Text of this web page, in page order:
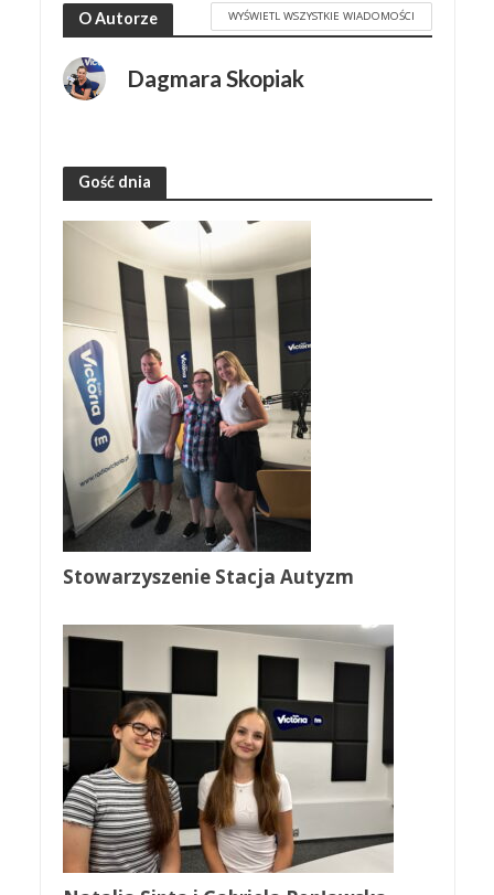
O Autorze WYŚWIETL WSZYSTKIE WIADOMOŚCI
Dagmara Skopiak
Gość dnia
Stowarzyszenie Stacja Autyzm